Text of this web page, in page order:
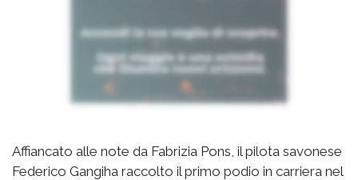
Affiancato alle note da Fabrizia Pons, il pilota savonese
Federico Gangiha raccolto il primo podio in carriera nel